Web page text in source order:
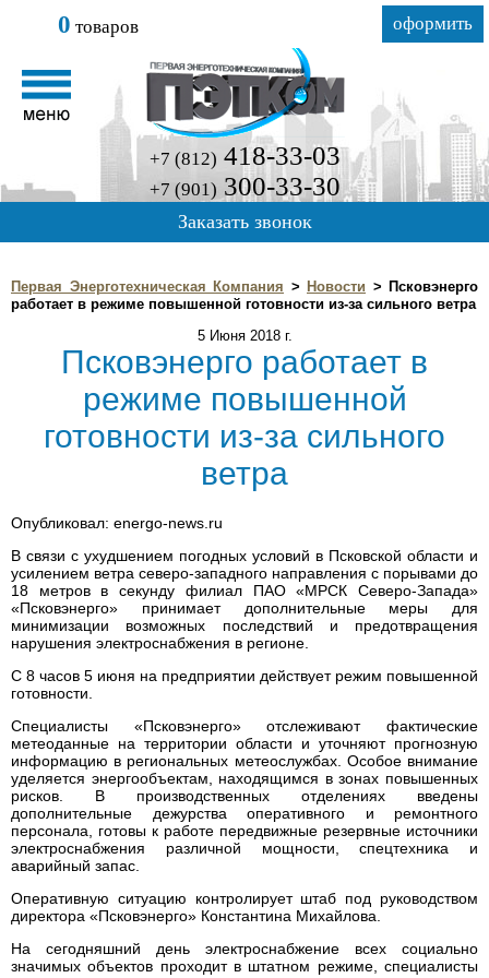
0 товаров оформить
+7 (812) 418-33-03
+7 (901) 300-33-30
Заказать звонок
Первая Энерготехническая Компания > Новости > Псковэнерго
работает в режиме повышенной готовности из-за сильного ветра
5 Июня 2018 г.
Псковэнерго работает в
режиме повышенной
готовности из-за сильного
ветра
Опубликовал: energo-news.ru
В связи с ухудшением погодных условий в Псковской области и
усилением ветра северо-западного направления с порывами до
18 метров в секунду филиал ПАО «МРСК Северо-Запада»
«Псковэнерго» принимает дополнительные меры для
минимизации возможных последствий и предотвращения
нарушения электроснабжения в регионе.
С 8 часов 5 июня на предприятии действует режим повышенной
готовности.
Специалисты «Псковэнерго» отслеживают фактические
метеоданные на территории области и уточняют прогнозную
информацию в региональных метеослужбах. Особое внимание
уделяется энергообъектам, находящимся в зонах повышенных
рисков. В производственных отделениях введены
дополнительные дежурства оперативного и ремонтного
персонала, готовы к работе передвижные резервные источники
электроснабжения различной мощности, спецтехника и
аварийный запас.
Оперативную ситуацию контролирует штаб под руководством
директора «Псковэнерго» Константина Михайлова.
На сегодняшний день электроснабжение всех социально
значимых объектов проходит в штатном режиме, специалисты